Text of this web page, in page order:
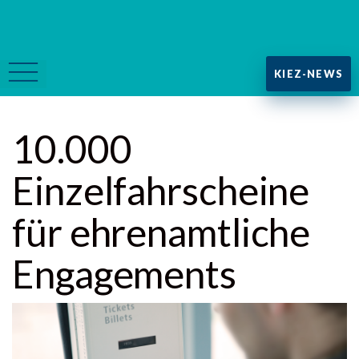
KIEZ-NEWS
10.000
Einzelfahrscheine
für ehrenamtliche
Engagements